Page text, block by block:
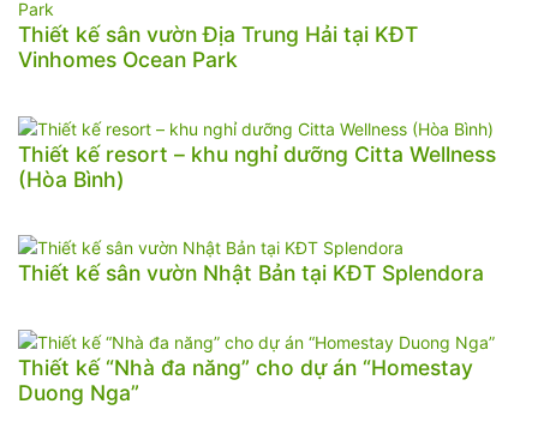
Thiết kế sân vườn Địa Trung Hải tại KĐT
Vinhomes Ocean Park
Thiết kế resort – khu nghỉ dưỡng Citta Wellness
(Hòa Bình)
Thiết kế sân vườn Nhật Bản tại KĐT Splendora
Thiết kế “Nhà đa năng” cho dự án “Homestay
Duong Nga”